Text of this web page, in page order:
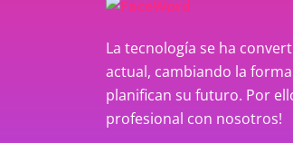
La tecnología se ha
actual, cambiando la
planifican su futuro. Por
profesional con nosotros!